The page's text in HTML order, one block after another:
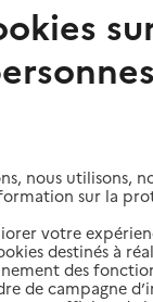
autour de
nous utilisons,
sur la
votre
destinés à
des
de campagne